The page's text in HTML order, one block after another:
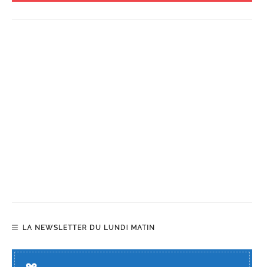
LA NEWSLETTER DU LUNDI MATIN